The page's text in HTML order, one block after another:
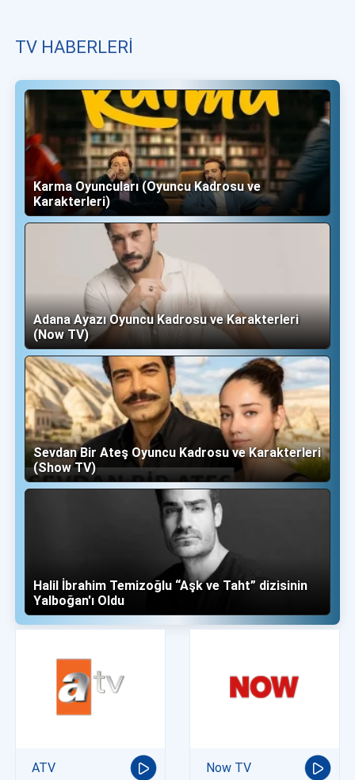
TV HABERLERI
Karma Oyuncuları (Oyuncu Kadrosu ve
Karakterleri)
Adana Ayazı Oyuncu Kadrosu ve Karakterleri
(Now TV)
Sevdan Bir Ateş Oyuncu Kadrosu ve Karakterleri
(Show TV)
Halil İbrahim Temizoğlu “Aşk ve Taht” dizisinin
Yalboğan'ı Oldu
ATV Now TV